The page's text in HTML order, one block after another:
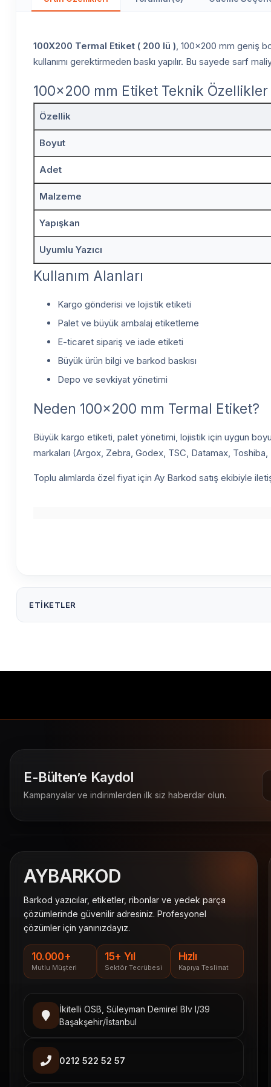
100X200 Termal Etiket ( 200 lü ), 100x200 mm geniş
kullanımı gerektirmeden baskı yapılır. Bu sayede sarf
100x200 mm Etiket Teknik Özellikler
Özellik
Boyut
Adet
Malzeme
Yapışkan
Uyumlu Yazıcı
Kullanım Alanları
Kargo gönderisi ve lojistik etiketi
Palet ve büyük ambalaj etiketleme
E-ticaret sipariş ve iade etiketi
Büyük ürün bilgi ve barkod baskısı
Depo ve sevkiyat yönetimi
Neden 100x200 mm Termal Etiket?
Büyük kargo etiketi, palet yönetimi, lojistik için uygun
markaları (Argox, Zebra, Godex, TSC, Datamax,
Toplu alımlarda özel fiyat için Ay Barkod satış ekibiyle
ETIKETLER
E-Bülten’e Kaydol
Kampanyalar ve indirimlerden ilk siz haberdar olun.
AYBARKOD
Barkod yazıcılar, etiketler, ribonlar ve yedek parça
çözümlerinde güvenilir adresiniz. Profesyonel
çözümler için yanınızdayız.
10.000+
Mutlu Müşteri
15+ Yıl
Sektör Tecrübesi
Hızlı
Kapıya Teslimat
İkitelli OSB, Süleyman Demirel Blv I/39
Başakşehir/İstanbul
0212 522 52 57